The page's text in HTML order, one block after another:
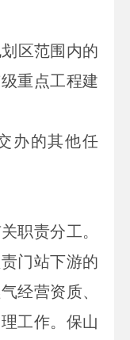
区范围内的
重点工程建
办的其他任
职责分工。
门站下游的
经营资质、
工作。保山